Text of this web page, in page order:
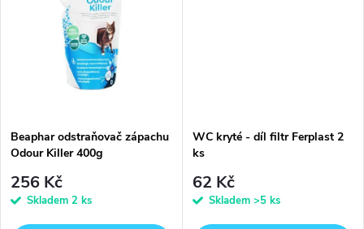
ů
Beaphar odstraňovač zápachu
Odour Killer 400g
256 Kč
Skladem 2 ks
WC kryté - díl filtr Ferplast 2
ks
62 Kč
Skladem >5 ks